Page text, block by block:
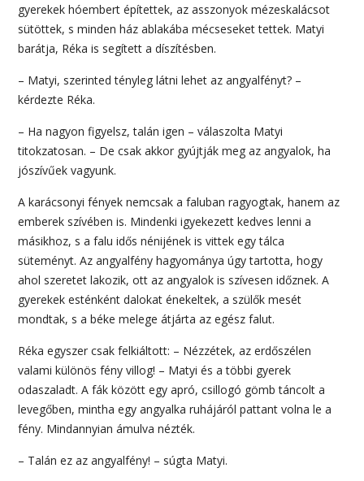
gyerekek hóembert építettek, az asszonyok mézeskalácsot
sütöttek, s minden ház ablakába mécseseket tettek. Matyi
barátja, Réka is segített a díszítésben.
– Matyi, szerinted tényleg látni lehet az angyalfényt? –
kérdezte Réka.
– Ha nagyon figyelsz, talán igen – válaszolta Matyi
titokzatosan. – De csak akkor gyújtják meg az angyalok, ha
jószívűek vagyunk.
A karácsonyi fények nemcsak a faluban ragyogtak, hanem az
emberek szívében is. Mindenki igyekezett kedves lenni a
másikhoz, s a falu idős nénijének is vittek egy tálca
süteményt. Az angyalfény hagyománya úgy tartotta, hogy
ahol szeretet lakozik, ott az angyalok is szívesen időznek. A
gyerekek esténként dalokat énekeltek, a szülők mesét
mondtak, s a béke melege átjárta az egész falut.
Réka egyszer csak felkiáltott: – Nézzétek, az erdőszélen
valami különös fény villog! – Matyi és a többi gyerek
odaszaladt. A fák között egy apró, csillogó gömb táncolt a
levegőben, mintha egy angyalka ruhájáról pattant volna le a
fény. Mindannyian ámulva nézték.
– Talán ez az angyalfény! – súgta Matyi.